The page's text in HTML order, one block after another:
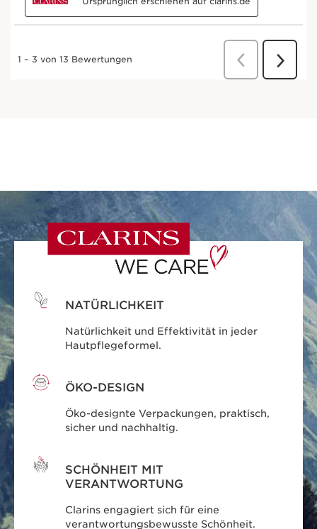
NATÜRLICHKEIT
Natürlichkeit und Effektivität in jeder
Hautpflegeformel.
ÖKO-DESIGN
Öko-designte Verpackungen, praktisch,
sicher und nachhaltig.
SCHÖNHEIT MIT
VERANTWORTUNG
Clarins engagiert sich für eine
verantwortungsbewusste Schönheit.